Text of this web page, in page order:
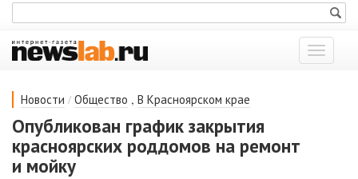
Показать
меню
Новости / Общество , В Красноярском крае
Опубликован график закрытия
красноярских роддомов на ремонт
и мойку